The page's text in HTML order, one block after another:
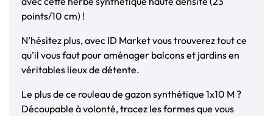
points/10 cm) !
N’hésitez plus, avec ID Market vous trouverez tout ce
qu’il vous faut pour aménager balcons et jardins en
véritables lieux de détente.
Le plus de ce rouleau de gazon synthétique 1x10 M ?
Découpable à volonté, tracez les formes que vous